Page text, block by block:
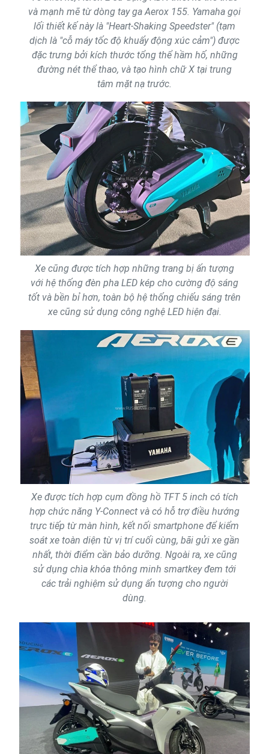
và mạnh mẽ từ dòng tay ga Aerox 155. Yamaha gọi
lối thiết kế này là "Heart-Shaking Speedster" (tạm
dịch là "cỗ máy tốc độ khuấy động xúc cảm") được
đặc trưng bởi kích thước tổng thể hầm hố, những
đường nét thể thao, và tạo hình chữ X tại trung
tâm mặt nạ trước.
Xe cũng được tích hợp những trang bị ấn tượng
với hệ thống đèn pha LED kép cho cường độ sáng
tốt và bền bỉ hơn, toàn bộ hệ thống chiếu sáng trên
xe cũng sử dụng công nghệ LED hiện đại.
Xe được tích hợp cụm đồng hồ TFT 5 inch có tích
hợp chức năng Y-Connect và có hỗ trợ điều hướng
trực tiếp từ màn hình, kết nối smartphone để kiểm
soát xe toàn diện từ vị trí cuối cùng, bãi gửi xe gần
nhất, thời điểm cần bảo dưỡng. Ngoài ra, xe cũng
sử dụng chìa khóa thông minh smartkey đem tới
các trải nghiệm sử dụng ấn tượng cho người
dùng.